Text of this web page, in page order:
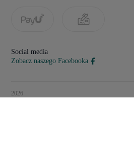
Social media
Zobacz naszego Facebooka
2026